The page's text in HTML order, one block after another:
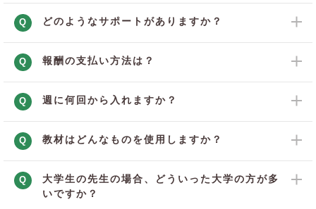
Q どのようなサポートがありますか？
Q 報酬の支払い方法は？
Q 週に何回から入れますか？
Q 教材はどんなものを使用しますか？
Q
大学生の先生の場合、どういった大学の方が多
いですか？